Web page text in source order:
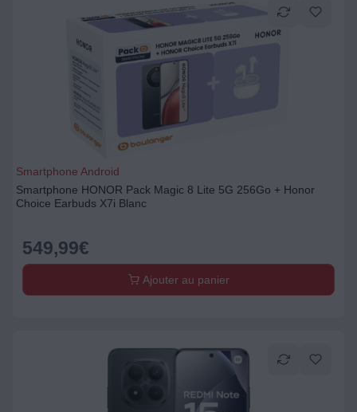
Smartphone Android
Smartphone HONOR Pack Magic 8 Lite 5G 256Go + Honor
Choice Earbuds X7i Blanc
549,99€
Ajouter au panier